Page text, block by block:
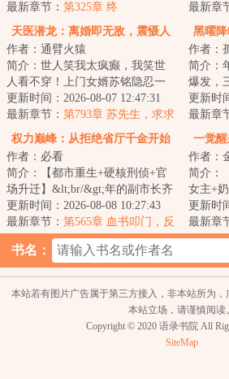
时代，书里书外都...
最新章节： 第325章 终
可为！
最新章
走一边
天医潜龙：离婚即无敌，震慑人
世间
作者：通臂火猿
简介：世人笑我太疯癫，我笑世
人看不穿！上门女婿苏铭隐忍一
年，被人誉为苏废物，却突然大
闹寿宴，还提出...
更新时间：2026-08-07 12:47:31
最新章节： 第793章 苏先生，求求
你给我做主啊
黑曜
作者：
简介：
爆发，
日，联
米时挖
更新时
最新章
什么事
权力巅峰：从拒绝省厅千金开始
作者：必看
简介：【都市重生+硬核刑侦+官
场升迁】&lt;br/&gt;年的副市长齐
学斌，因背锅自杀，重生回年实
习警员时期...
更新时间：2026-08-08 10:27:43
最新章节： 第565章 血书叩门，反
一觉
作者：
简介：
女主+
了？
得到我
更新时
最新章
书名：
本站若有图片广告属于第三方接入，非本站所为
本站立场，请谨慎阅读。
Copyright © 2020 语录书院 All
SiteMap